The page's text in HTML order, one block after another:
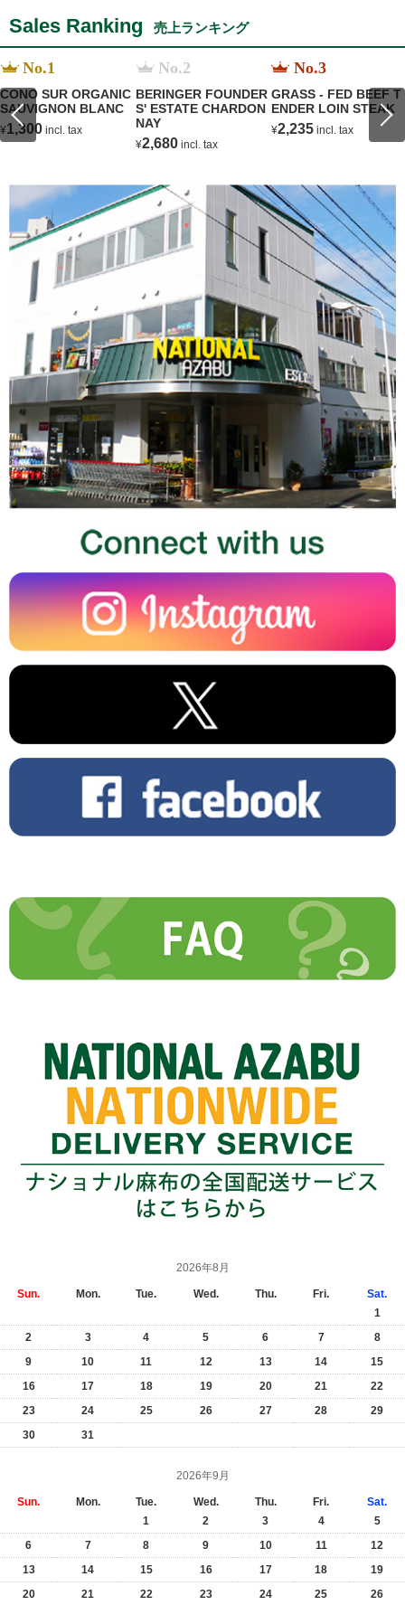
Sales Ranking 売上ランキング
No.1
CONO SUR ORGANIC
SAUVIGNON BLANC
¥1,300 incl. tax
No.2
BERINGER FOUNDER
S' ESTATE CHARDON
NAY
¥2,680 incl. tax
No.3
GRASS - FED BEEF T
ENDER LOIN STEAK
¥2,235 incl. tax
2026年8月
Sun. Mon. Tue. Wed. Thu. Fri.
Sat.
1
2
3 4 5 6 7
8
9
10 11 12 13 14
15
16
17 18 19 20 21
22
23
24 25 26 27 28
29
30
31
2026年9月
Sun. Mon. Tue. Wed. Thu. Fri.
Sat.
1
2 3 4
5
6
7 8 9 10 11
12
13
14 15 16 17 18
19
20
21 22 23 24 25 26